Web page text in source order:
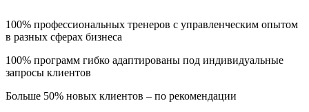
100% профессиональных тренеров с управленческим опытом
в разных сферах бизнеса
100% программ гибко адаптированы под индивидуальные
запросы клиентов
Больше 50% новых клиентов – по рекомендации